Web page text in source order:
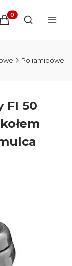
w
Otwórz
Poliamidowe
FI 50